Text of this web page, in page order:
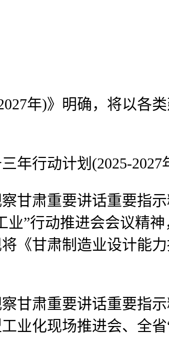
年)》明确，将以各
行动计划(2025-2027
肃重要讲话重要指示
”行动推进会会议精
《甘肃制造业设计能
肃重要讲话重要指示
业化现场推进会、全省